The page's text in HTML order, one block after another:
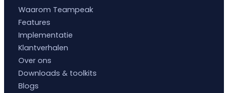
Waarom Teampeak
Features
Implementatie
Klantverhalen
Over ons
Downloads & toolkits
Blogs